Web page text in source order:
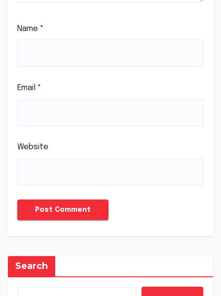
Name *
Email *
Website
Search